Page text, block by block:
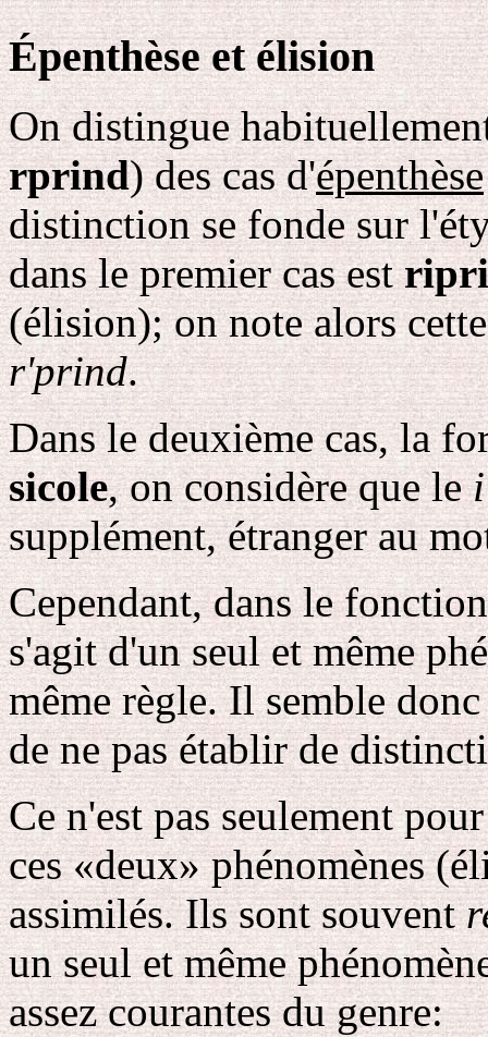
Épenthèse et élision
On distingue
rprind) des cas d'épenthèse
distinction se fonde sur
dans le premier cas est
(élision); on note alors
r'prind.
Dans le deuxième cas, la
sicole, on considère que lei
supplément, étranger au
Cependant, dans le
s'agit d'un seul et même
même règle. Il semble
de ne pas établir de
Ce n'est pas seulement
ces «deux» phénomènes
assimilés. Ils sont souvent
un seul et même
assez courantes du genre: